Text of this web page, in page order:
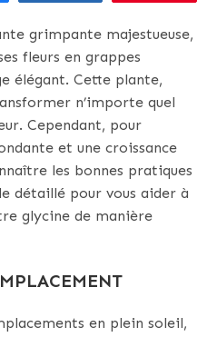
grimpante majestueuse,
fleurs en grappes
élégant. Cette plante,
n’importe quel
Cependant, pour
et une croissance
les bonnes pratiques
détaillé pour vous aider à
glycine de manière
en plein soleil,